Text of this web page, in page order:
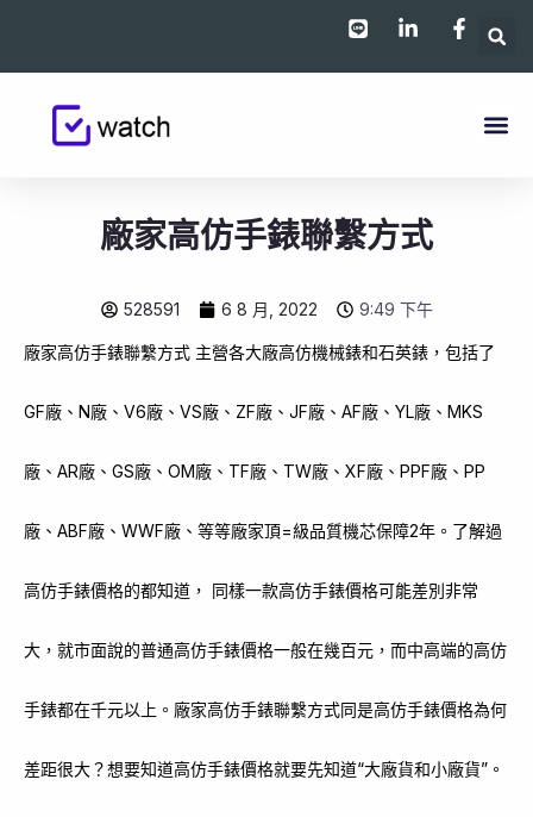
廠家高仿手錶聯繫方式
528591 6 8 月, 2022 9:49 下午
廠家高仿手錶聯繫方式 主營各大廠高仿機械錶和石英錶，包括了
GF廠、N廠、V6廠、VS廠、ZF廠、JF廠、AF廠、YL廠、MKS
廠、AR廠、GS廠、OM廠、TF廠、TW廠、XF廠、PPF廠、PP
廠、ABF廠、WWF廠、等等廠家頂=級品質機芯保障2年。了解過
高仿手錶價格的都知道， 同樣一款高仿手錶價格可能差別非常
大，就市面說的普通高仿手錶價格一般在幾百元，而中高端的高仿
手錶都在千元以上。廠家高仿手錶聯繫方式同是高仿手錶價格為何
差距很大？想要知道高仿手錶價格就要先知道“大廠貨和小廠貨”。